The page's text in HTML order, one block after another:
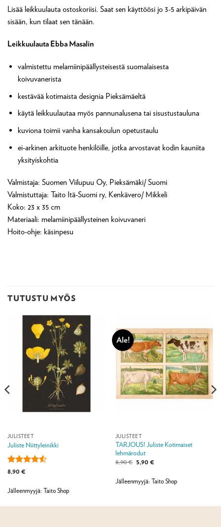
Lisää leikkuulauta ostoskoriisi. Saat sen käyttöösi jo 3-5 arkipäivän
sisään, kun tilaat sen tänään.
Leikkuulauta Ebba Masalin
valmistettu melamiinipäällysteisestä suomalaisesta
koivuvanerista
kestävää kotimaista designia Pieksämäeltä
käytä leikkuulautaa myös pannunalusena tai sisustustauluna
kuviona toimii vanha kansakoulun opetustaulu
ei-arkinen arkituote henkilöille, jotka arvostavat kodin kauniita
yksityiskohtia
Valmistaja: Suomen Viilupuu Oy, Pieksämäki/ Suomi
Valmistuttaja: Taito Itä-Suomi ry, Kenkävero/ Mikkeli
Koko: 23 x 35 cm
Materiaali: melamiinipäällysteinen koivuvaneri
Hoito-ohje: käsinpesu
TUTUSTU MYÖS
JULISTEET
Juliste Niittyleinikki
Arvostelu
4.5
8,90 €
Jälleenmyyjä: Taito Shop
Ale!
JULISTEET
TARJOUS! Juliste Kotimaiset
lehmärodut
8,90€ Alkuperäinen
hinta
8,90 €.
5,90 €Nykyinen
5,90 €.
Jälleenmyyjä: Taito Shop